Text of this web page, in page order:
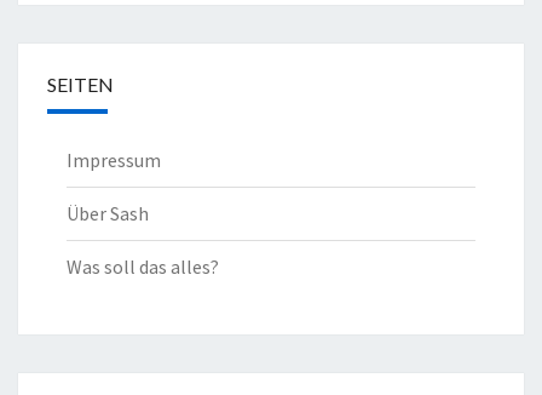
SEITEN
Impressum
Über Sash
Was soll das alles?